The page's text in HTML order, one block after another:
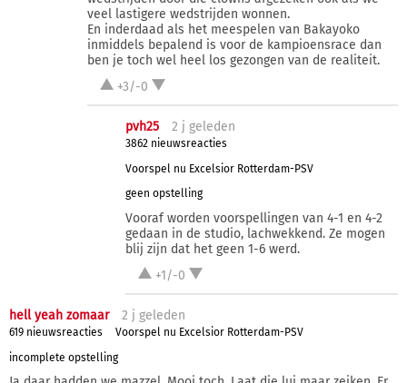
veel lastigere wedstrijden wonnen.
En inderdaad als het meespelen van Bakayoko
inmiddels bepalend is voor de kampioensrace dan
ben je toch wel heel los gezongen van de realiteit.
+3/-0
pvh25 2 j geleden
3862 nieuwsreacties
Voorspel nu Excelsior Rotterdam-PSV
geen opstelling
Vooraf worden voorspellingen van 4-1 en 4-2
gedaan in de studio, lachwekkend. Ze mogen
blij zijn dat het geen 1-6 werd.
+1/-0
hell yeah zomaar 2 j geleden
619 nieuwsreacties
Voorspel nu Excelsior Rotterdam-PSV
incomplete opstelling